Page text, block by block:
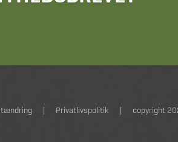
| Privatlivspolitik | copyright